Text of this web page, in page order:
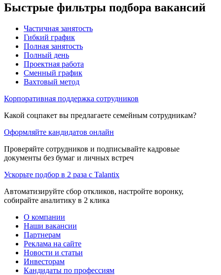
Быстрые фильтры подбора вакансий
Частичная занятость
Гибкий график
Полная занятость
Полный день
Проектная работа
Сменный график
Вахтовый метод
Корпоративная поддержка сотрудников
Какой соцпакет вы предлагаете семейным сотрудникам?
Оформляйте кандидатов онлайн
Проверяйте сотрудников и подписывайте кадровые
документы без бумаг и личных встреч
Ускорьте подбор в 2 раза с Talantix
Автоматизируйте сбор откликов, настройте воронку,
собирайте аналитику в 2 клика
О компании
Наши вакансии
Партнерам
Реклама на сайте
Новости и статьи
Инвесторам
Кандидаты по профессиям